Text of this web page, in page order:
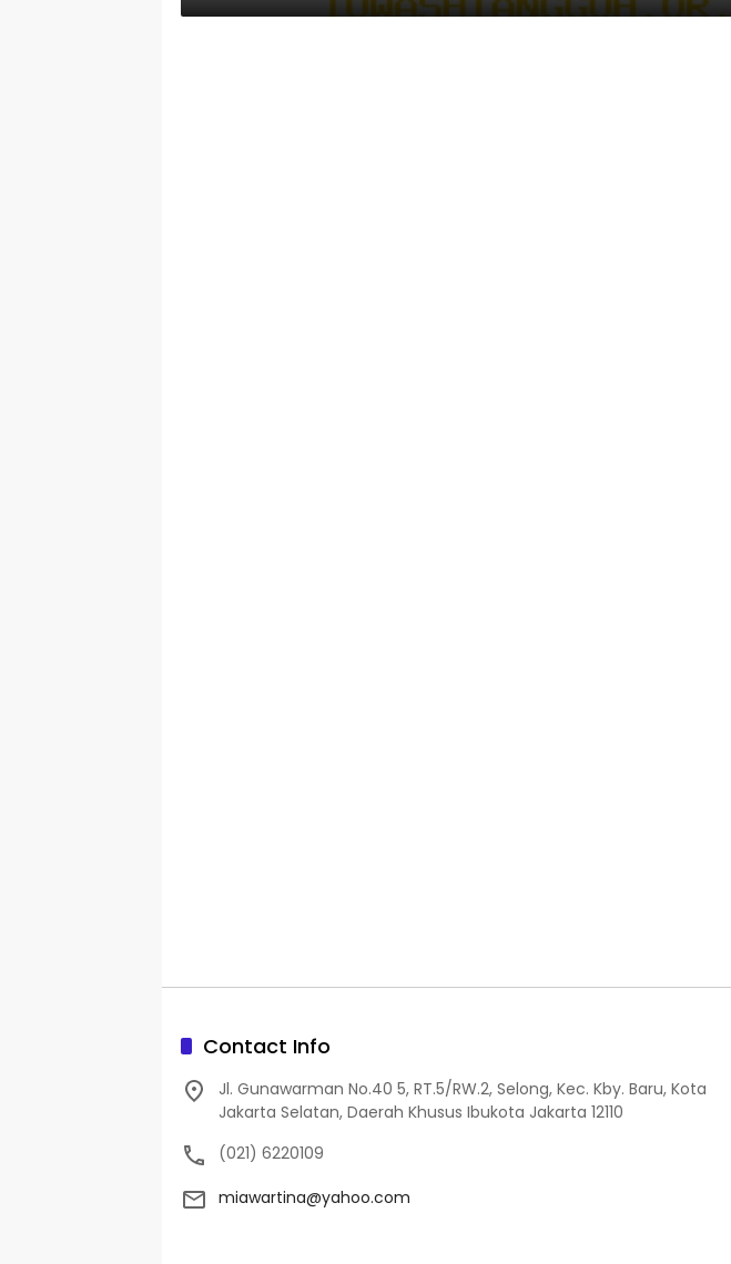
Contact Info
Jl. Gunawarman No.40 5, RT.5/RW.2, Selong, Kec. Kby. Baru, Kota
Jakarta Selatan, Daerah Khusus Ibukota Jakarta 12110
(021) 6220109
miawartina@yahoo.com